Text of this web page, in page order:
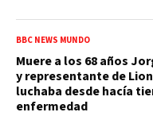
BBC NEWS MUNDO
Muere a los 68 años
y representante de
luchaba desde hacía
enfermedad